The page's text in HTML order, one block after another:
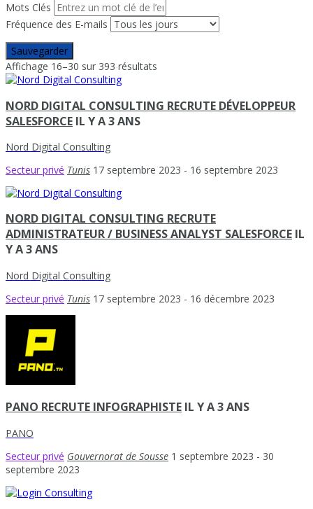
Mots Clés
Fréquence des E-mails
Sauvegarder
Affichage 16–30 sur 393 résultats
NORD DIGITAL CONSULTING RECRUTE DÉVELOPPEUR
SALESFORCE IL Y A 3 ANS
Nord Digital Consulting
Secteur privé Tunis 17 septembre 2023 - 16 septembre 2023
NORD DIGITAL CONSULTING RECRUTE
ADMINISTRATEUR / BUSINESS ANALYST SALESFORCE IL
Y A 3 ANS
Nord Digital Consulting
Secteur privé Tunis 17 septembre 2023 - 16 décembre 2023
PANO RECRUTE INFOGRAPHISTE IL Y A 3 ANS
PANO
Secteur privé Gouvernorat de Sousse 1 septembre 2023 - 30
septembre 2023